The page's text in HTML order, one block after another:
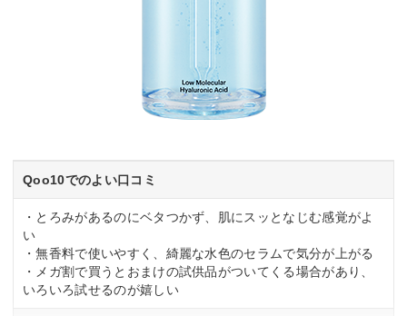
Qoo10でのよい口コミ
・とろみがあるのにベタつかず、肌にスッとなじむ感覚がよ
い
・無香料で使いやすく、綺麗な水色のセラムで気分が上がる
・メガ割で買うとおまけの試供品がついてくる場合があり、
いろいろ試せるのが嬉しい